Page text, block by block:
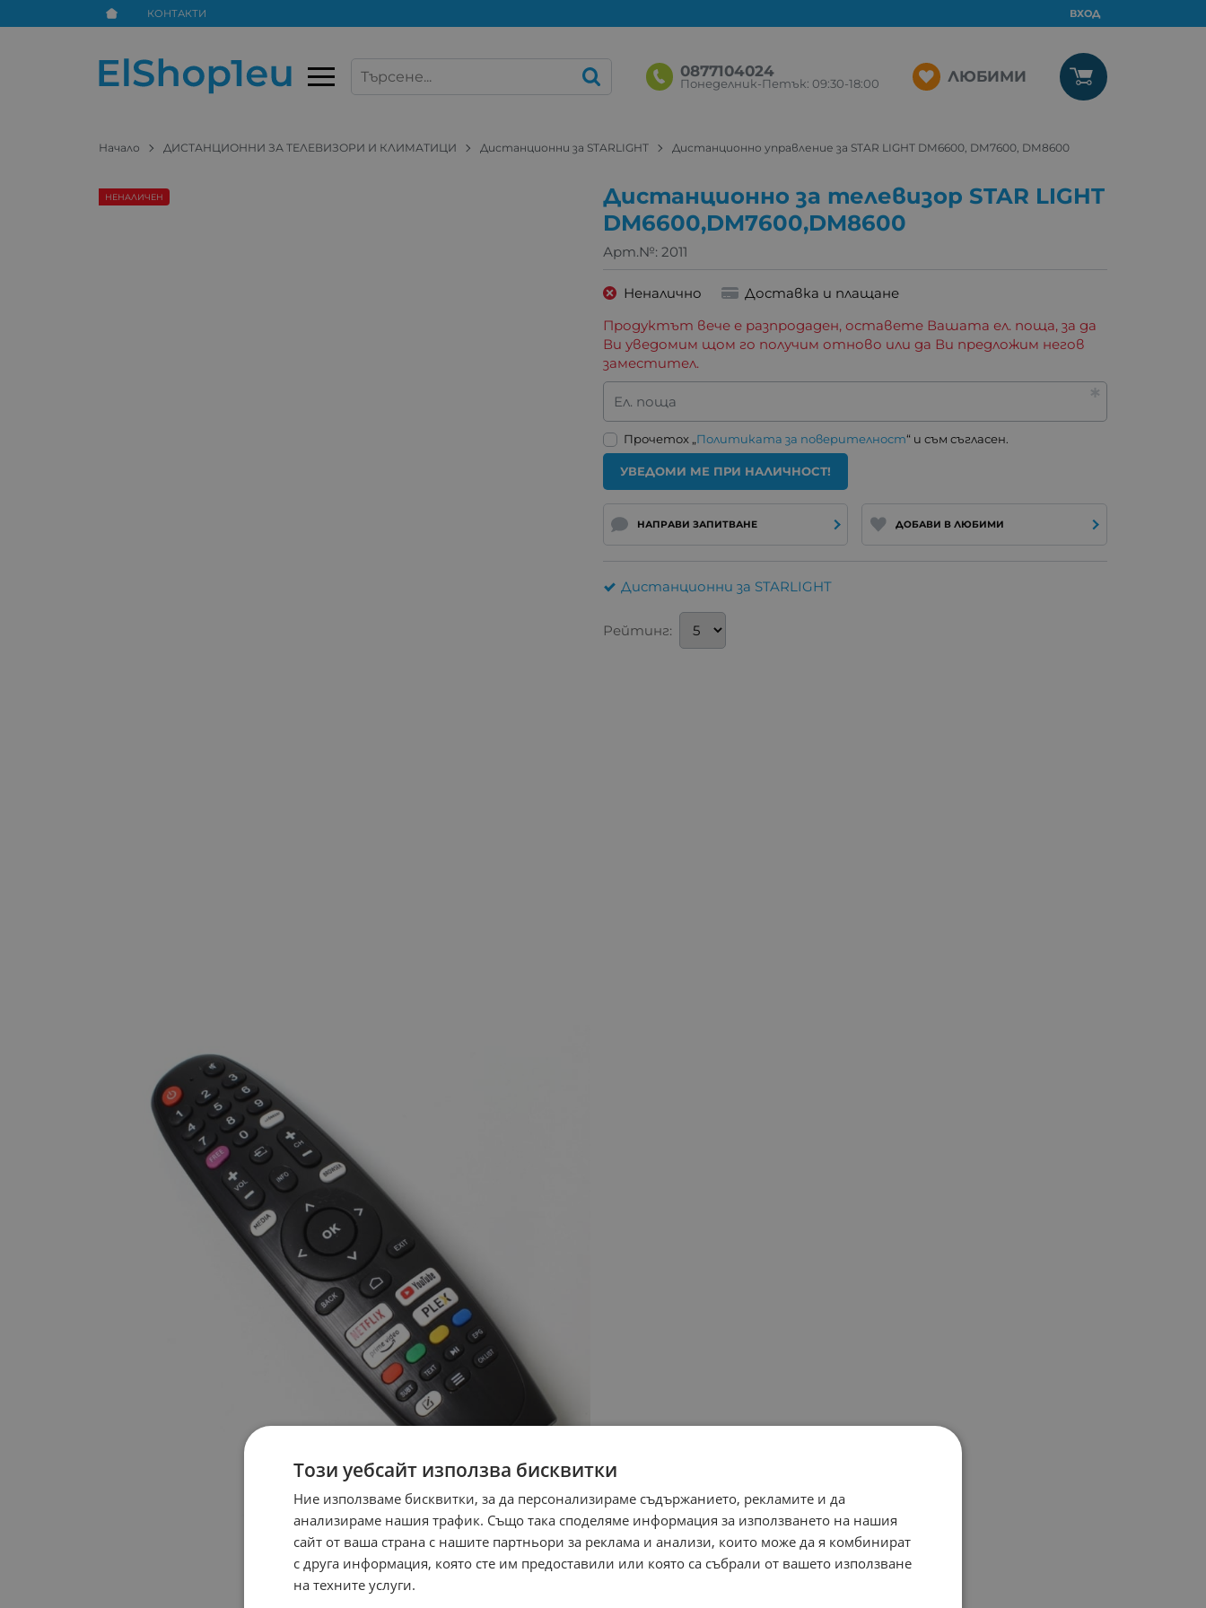
КОНТАКТИ ВХОД
0877104024
Понеделник-Петък: 09:30-18:00 ЛЮБИМИ
Начало ДИСТАНЦИОННИ ЗА ТЕЛЕВИЗОРИ И КЛИМАТИЦИ Дистанционни за STARLIGHT Дистанционно управление за STAR LIGHT DM6600, DM7600, DM8600
Дистанционно за телевизор STAR LIGHT
DM6600,DM7600,DM8600
Арт.№: 2011
НЕНАЛИЧЕН
Неналично
Доставка и плащане
Продуктът вече е разпродаден, оставете Вашата ел. поща, за да
Ви уведомим щом го получим отново или да Ви предложим негов
заместител.
Ел. поща
Прочетох „Политиката за поверителност“ и съм съгласен.
УВЕДОМИ МЕ ПРИ НАЛИЧНОСТ!
НАПРАВИ ЗАПИТВАНЕ ДОБАВИ В ЛЮБИМИ
Дистанционни за STARLIGHT
Рейтинг:
Този уебсайт използва бисквитки
Ние използваме бисквитки, за да персонализираме съдържанието, рекламите и да
анализираме нашия трафик. Също така споделяме информация за използването на нашия
сайт от ваша страна с нашите партньори за реклама и анализи, които може да я комбинират
с друга информация, която сте им предоставили или която са събрали от вашето използване
на техните услуги.